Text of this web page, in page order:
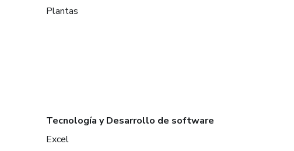
Plantas
Tecnología y Desarrollo de software
Excel